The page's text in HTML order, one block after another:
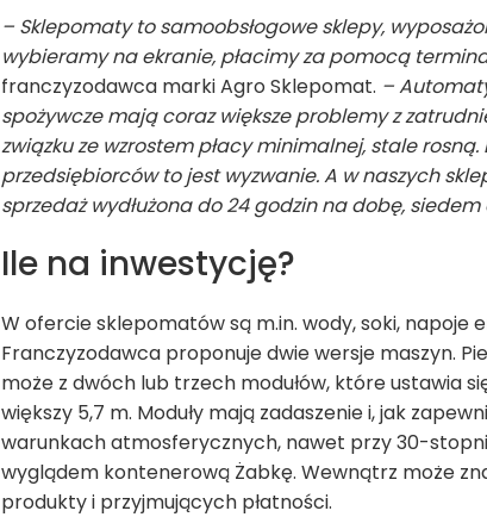
– Sklepomaty to samoobsłogowe sklepy,
wybieramy na ekranie, płacimy za pomocą
franczyzodawca marki Agro Sklepomat. –
spożywcze mają coraz większe problemy z
związku ze wzrostem płacy minimalnej, stale
przedsiębiorców to jest wyzwanie. A w naszych
sprzedaż wydłużona do 24 godzin na dobę,
Ile na inwestycję?
W ofercie sklepomatów są m.in. wody, soki,
Franczyzodawca proponuje dwie wersje maszyn.
może z dwóch lub trzech modułów, które ustawia
większy 5,7 m. Moduły mają zadaszenie i, jak
warunkach atmosferycznych, nawet przy 30-
wyglądem kontenerową Żabkę. Wewnątrz może
produkty i przyjmujących płatności.